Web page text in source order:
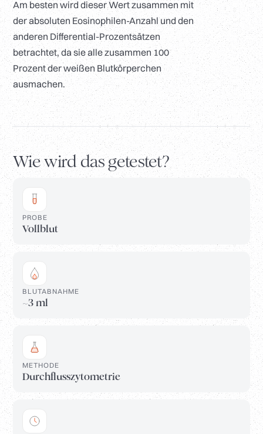
Am besten wird dieser Wert zusammen mit
der absoluten Eosinophilen-Anzahl und den
anderen Differential-Prozentsätzen
betrachtet, da sie alle zusammen 100
Prozent der weißen Blutkörperchen
ausmachen.
Wie wird das getestet?
PROBE
Vollblut
BLUTABNAHME
~3 ml
METHODE
Durchflusszytometrie